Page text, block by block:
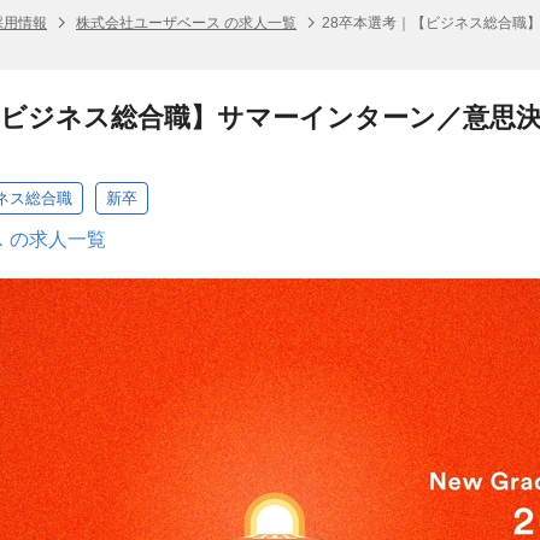
情報 株式会社ユーザベース の求人一覧 28卒本選考｜【ビジネス総合職
ジネス総合職】サマーインターン／意思
ス総合職 新卒
の求人一覧